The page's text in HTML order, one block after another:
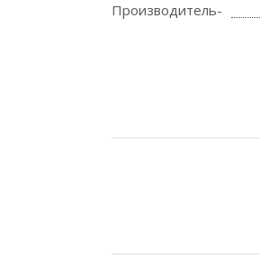
Производитель-